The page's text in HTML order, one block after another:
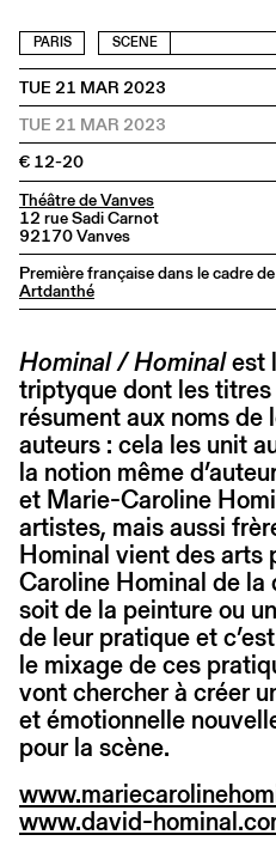
PARIS SCENE
TUE 21 MAR 2023
TUE 21 MAR 2023
€ 12-20
Théâtre de Vanves
12 rue Sadi Carnot
92170 Vanves
Première française dans le cadre
Artdanthé
Hominal / Hominalest
triptyque dont les
résument aux noms de
auteurs : cela les unit
la notion même
et Marie-Caroline
artistes, mais aussi
Hominal vient des arts
Caroline Hominal de la
soit de la peinture ou
de leur pratique et
le mixage de ces
vont chercher à créer
et émotionnelle
pour la scène.
www.david-